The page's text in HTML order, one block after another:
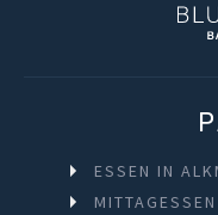
ESSEN IN